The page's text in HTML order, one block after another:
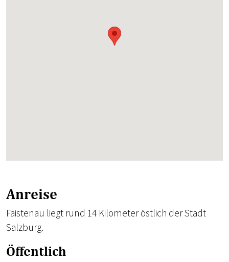
Anreise
Faistenau liegt rund 14 Kilometer östlich der Stadt
Salzburg.
Öffentlich